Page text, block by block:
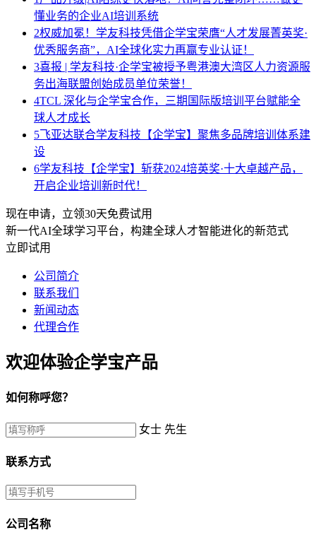
懂业务的企业AI培训系统
2权威加冕！学友科技凭借企学宝荣膺“人才发展菁英奖·
优秀服务商”，AI全球化实力再赢专业认证！
3喜报 | 学友科技·企学宝被授予粤港澳大湾区人力资源服
务出海联盟创始成员单位荣誉！
4TCL 深化与企学宝合作，三期国际版培训平台赋能全
球人才成长
5飞亚达联合学友科技【企学宝】聚焦多品牌培训体系建
设
6学友科技【企学宝】斩获2024培英奖·十大卓越产品，
开启企业培训新时代！
现在申请，立领30天免费试用
新一代AI全球学习平台，构建全球人才智能进化的新范式
立即试用
公司简介
联系我们
新闻动态
代理合作
欢迎体验企学宝产品
如何称呼您？
女士 先生
联系方式
公司名称